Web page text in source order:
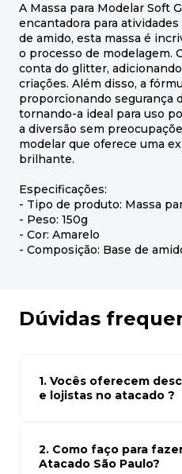
A Massa para Modelar Soft
encantadora para
de amido, esta massa é
o processo de modelagem.
conta do glitter,
criações. Além disso, a
proporcionando segurança
tornando-a ideal para uso
a diversão sem
modelar que oferece uma
brilhante.
Especificações:
- Tipo de produto: Massa
- Peso: 150g
- Cor: Amarelo
- Composição: Base de
Dúvidas
1. Vocês oferecem
e lojistas no atacado ?
atacado empresas e compre
para seu modelo de negócio
2. Como faço para
Atacado São Paulo?